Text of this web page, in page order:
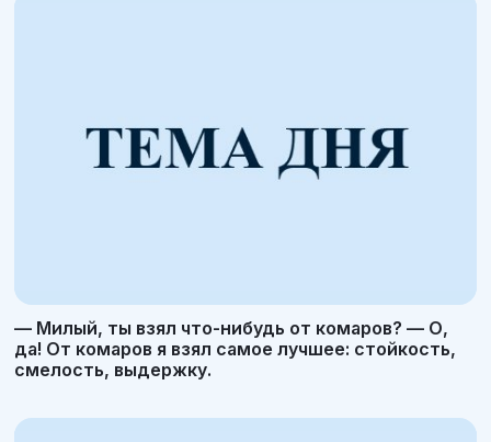
— Милый, ты взял что-нибудь от комаров? — О,
да! От комаров я взял самое лучшее: стойкость,
смелость, выдержку.